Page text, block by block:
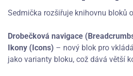
Sedmička rozšiřuje knihovnu bloků
Drobečková navigace
Ikony (Icons) – nový blok pro
jako varianty bloku, což dává větší